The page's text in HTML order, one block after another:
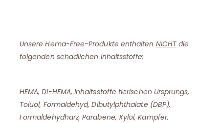
Unsere Hema-Free-Produkte enthalten NICHTdie
folgenden schädlichen Inhaltsstoffe:
HEMA, Di-HEMA, Inhaltsstoffe tierischen Ursprungs,
Toluol, Formaldehyd, Dibutylphthalate (DBP),
Formaldehydharz, Parabene, Xylol, Kampfer,